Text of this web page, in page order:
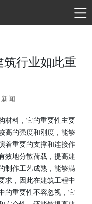
行业如此重
闻
材料，它的重要性主要
高的强度和刚度，能够
着重要的支撑和连接作
效地分散荷载，提高建
制作工艺成熟，能够满
求，因此在建筑工程中
的重要性不容忽视，它